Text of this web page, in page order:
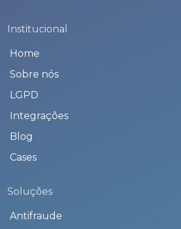
Institucional
Home
Sobre nós
LGPD
Integrações
Blog
Cases
Soluções
Antifraude